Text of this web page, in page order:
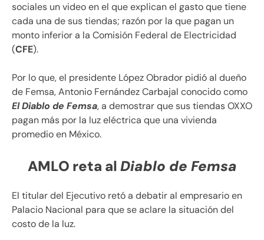
sociales un video en el que explican el gasto que tiene
cada una de sus tiendas; razón por la que pagan un
monto inferior a la Comisión Federal de Electricidad
(CFE).
Por lo que, el presidente López Obrador pidió al dueño
de Femsa, Antonio Fernández Carbajal conocido como
El Diablo de Femsa, a demostrar que sus tiendas OXXO
pagan más por la luz eléctrica que una vivienda
promedio en México.
AMLO reta alDiablo de Femsa
El titular del Ejecutivo retó a debatir al empresario en
Palacio Nacional para que se aclare la situación del
costo de la luz.